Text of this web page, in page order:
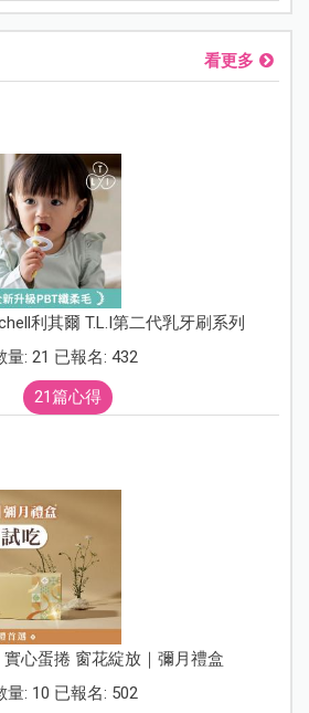
看更多
利其爾 T.L.I第二代乳牙刷系列
量: 21 已報名: 432
21篇心得
實心蛋捲 窗花綻放｜彌月禮盒
量: 10 已報名: 502